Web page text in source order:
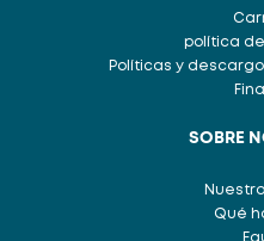
política
Políticas y
SOBRE
Qué